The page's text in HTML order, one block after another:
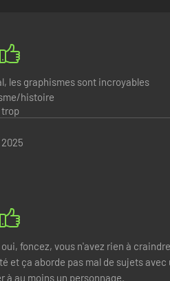
les graphismes sont incroyables
histoire
trop
foncez, vous n'avez rien à
et ça aborde pas mal de sujets
à au moins un personnage.